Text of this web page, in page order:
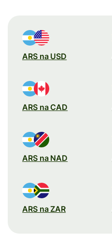
ARS na USD
ARS na CAD
ARS na NAD
ARS na ZAR